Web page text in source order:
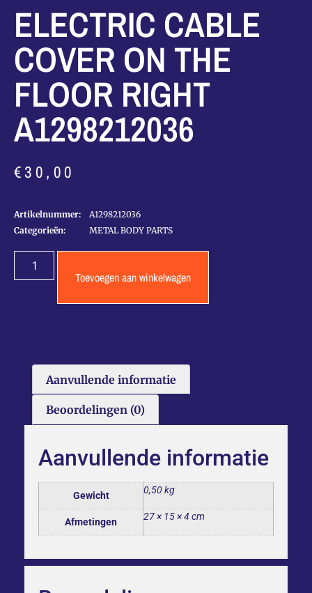
ELECTRIC CABLE
COVER ON THE
FLOOR RIGHT
A1298212036
€30,00
Artikelnummer:
A1298212036
Categorieën:
METAL BODY PARTS
Toevoegen aan winkelwagen
Aanvullende informatie
Beoordelingen (0)
Aanvullende informatie
Gewicht 0,50 kg
Afmetingen 27 × 15 × 4 cm